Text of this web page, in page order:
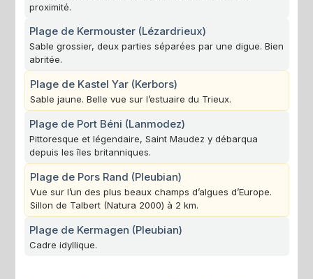
proximité.
Plage de Kermouster (Lézardrieux)
Sable grossier, deux parties séparées par une digue. Bien
abritée.
Plage de Kastel Yar (Kerbors)
Sable jaune. Belle vue sur l’estuaire du Trieux.
Plage de Port Béni (Lanmodez)
Pittoresque et légendaire, Saint Maudez y débarqua
depuis les îles britanniques.
Plage de Pors Rand (Pleubian)
Vue sur l’un des plus beaux champs d’algues d’Europe.
Sillon de Talbert (Natura 2000) à 2 km.
Plage de Kermagen (Pleubian)
Cadre idyllique.